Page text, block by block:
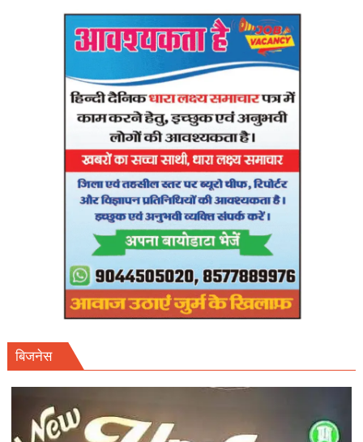
सख्त,आयोग
अप्रैल
फाइनल
शेड्यूल
तलब।
बिजनेस